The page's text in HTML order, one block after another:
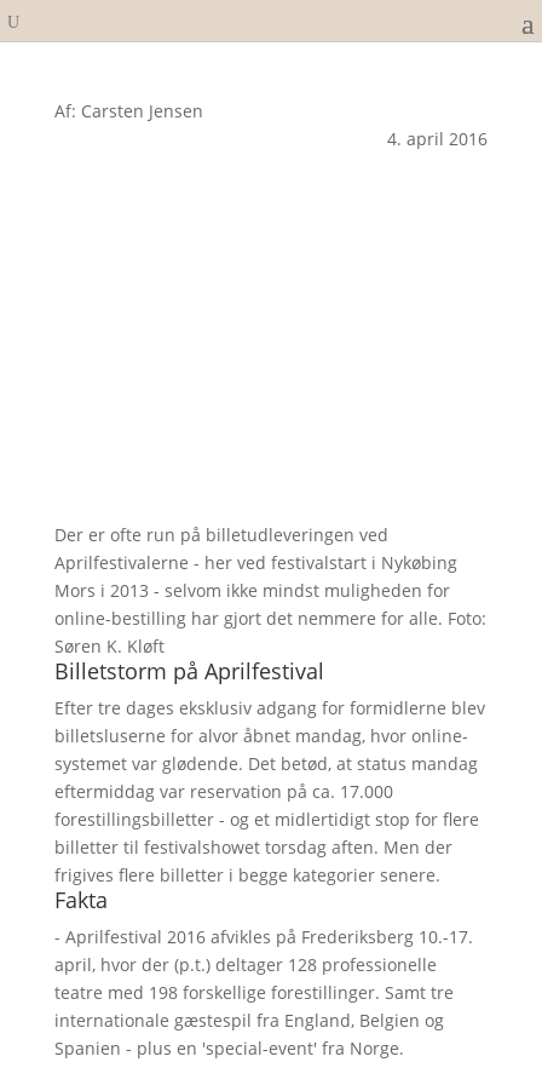
Af: Carsten Jensen
4. april 2016
Der er ofte run på billetudleveringen ved
Aprilfestivalerne - her ved festivalstart i Nykøbing
Mors i 2013 - selvom ikke mindst muligheden for
online-bestilling har gjort det nemmere for alle. Foto:
Søren K. Kløft
Billetstorm på Aprilfestival
Efter tre dages eksklusiv adgang for formidlerne blev
billetsluserne for alvor åbnet mandag, hvor online-
systemet var glødende. Det betød, at status mandag
eftermiddag var reservation på ca. 17.000
forestillingsbilletter - og et midlertidigt stop for flere
billetter til festivalshowet torsdag aften. Men der
frigives flere billetter i begge kategorier senere.
Fakta
- Aprilfestival 2016 afvikles på Frederiksberg 10.-17.
april, hvor der (p.t.) deltager 128 professionelle
teatre med 198 forskellige forestillinger. Samt tre
internationale gæstespil fra England, Belgien og
Spanien - plus en 'special-event' fra Norge.